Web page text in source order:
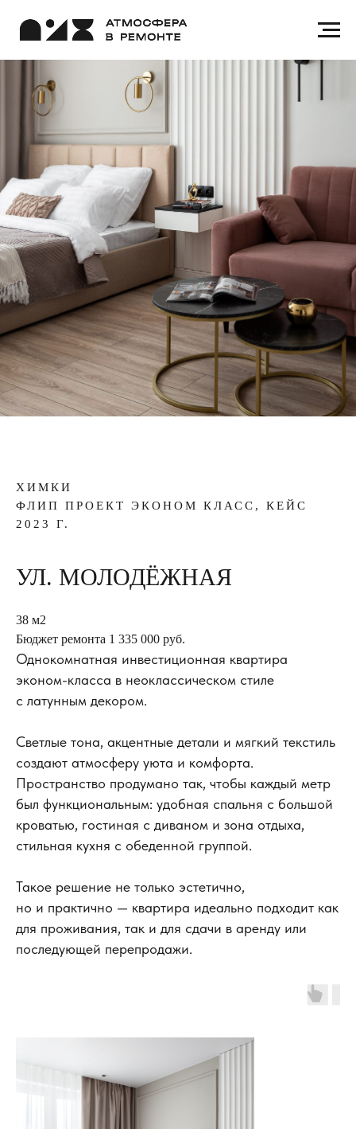
ХИМКИ
ФЛИП ПРОЕКТ ЭКОНОМ КЛАСС, КЕЙС
2023 Г.
УЛ. МОЛОДЁЖНАЯ
38 м2
Бюджет ремонта 1 335 000 руб.
Однокомнатная инвестиционная квартира
эконом-класса в неоклассическом стиле
с латунным декором.
Светлые тона, акцентные детали и мягкий текстиль
создают атмосферу уюта и комфорта.
Пространство продумано так, чтобы каждый метр
был функциональным: удобная спальня с большой
кроватью, гостиная с диваном и зона отдыха,
стильная кухня с обеденной группой.
Такое решение не только эстетично,
но и практично — квартира идеально подходит как
для проживания, так и для сдачи в аренду или
последующей перепродажи.